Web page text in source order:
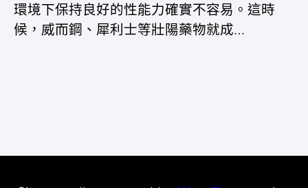
環境下保持良好的性能力確實不容易。這時
候，威而鋼、犀利士等壯陽藥物就成…